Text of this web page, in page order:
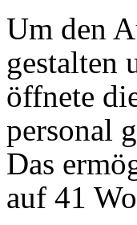
Um den
gestalten
öffnete
personal
Das
auf 41